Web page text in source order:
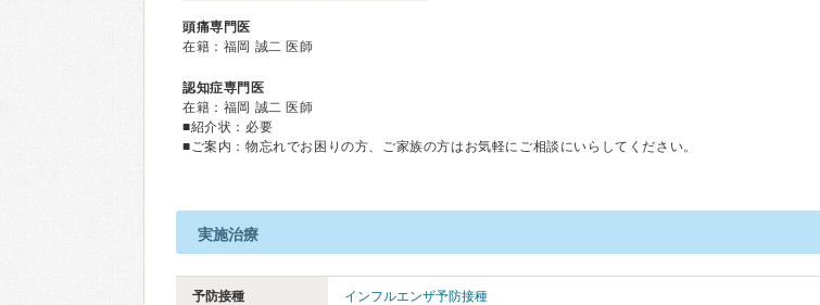
頭痛専門医
在籍：福岡 誠二 医師
認知症専門医
在籍：福岡 誠二 医師
■紹介状：必要
■ご案内：物忘れでお困りの方、ご家族の方はお気軽にご相談にいらしてください。
実施治療
予防接種 インフルエンザ予防接種